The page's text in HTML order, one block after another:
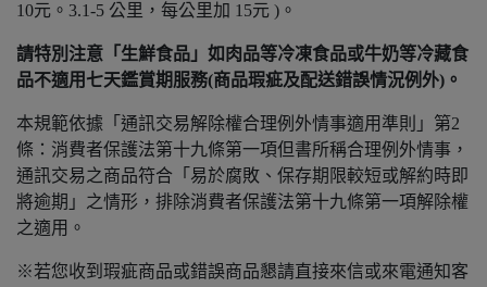
10元。3.1-5 公里，每公里加 15元 )。
請特別注意「生鮮食品」如肉品等冷凍食品或牛奶等冷藏食
品不適用七天鑑賞期服務(商品瑕疵及配送錯誤情況例外)。
本規範依據「通訊交易解除權合理例外情事適用準則」第2
條：消費者保護法第十九條第一項但書所稱合理例外情事，
通訊交易之商品符合「易於腐敗、保存期限較短或解約時即
將逾期」之情形，排除消費者保護法第十九條第一項解除權
之適用。
※若您收到瑕疵商品或錯誤商品懇請直接來信或來電通知客